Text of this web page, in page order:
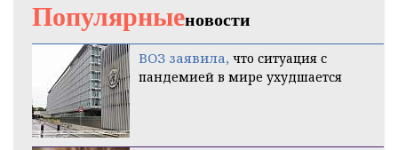
Популярныеновости
ВОЗ заявила, что ситуация с
пандемией в мире ухудшается